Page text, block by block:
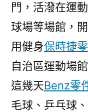
門，活潑在運
球場等場館，
用健身保時捷
自治區運動場
這幾天Benz零
毛球、乒乓球